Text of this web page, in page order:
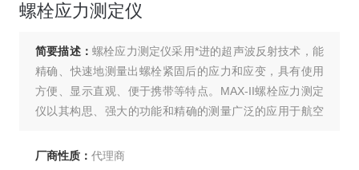
螺栓应力测定仪
简要描述：螺栓应力测定仪采用*进的超声波反射技术，能
精确、快速地测量出螺栓紧固后的应力和应变，具有使用
方便、显示直观、便于携带等特点。MAX-II螺栓应力测定
仪以其构思、强大的功能和精确的测量广泛的应用于航空
域。
厂商性质： 代理商